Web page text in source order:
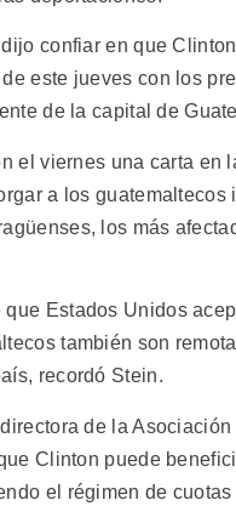
confiar en que
este jueves con los
de la capital de
el viernes una carta en
a los
los más
que Estados Unidos
también son
recordó Stein.
de la
Clinton puede
el régimen de